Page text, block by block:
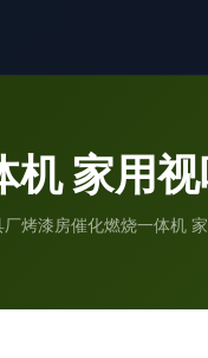
家用
厂烤漆房催化燃烧一体机